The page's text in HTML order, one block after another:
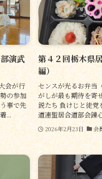
演武
会が行
の参加
事で先
...
第４２回栃木県
編）
センスが光るお弁当
がしが最も期待を寄
鋭たち 負けじと徒
道連盟居合道部会錬
2026年2月23日 会